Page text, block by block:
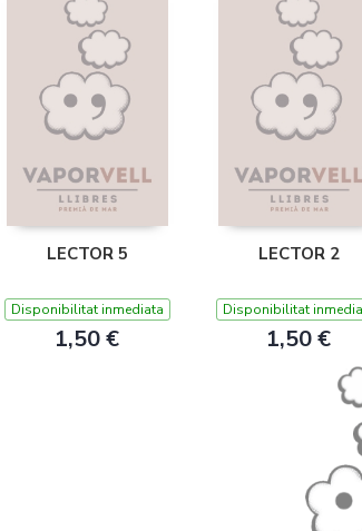
LECTOR 5
Disponibilitat inmediata
1,50 €
LECTOR 2
Disponibilitat
1,50 €